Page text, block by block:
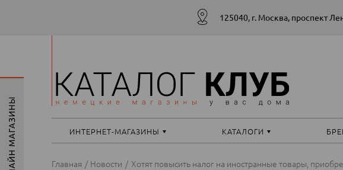
125040, г. Москва, проспект
ИНТЕРНЕТ-МАГАЗИНЫ КАТАЛОГИ
Главная Новости Хотят повысить налог на иностранные товары,